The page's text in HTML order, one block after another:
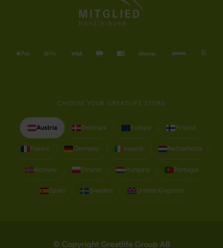
CHOOSE YOUR GREATLIFE STORE
Austria Denmark Europe Finland
France Germany Ireland Netherlands
Norway Poland Hungary Portugal
Spain Sweden United Kingdom
© Copyright Greatlife Group AB